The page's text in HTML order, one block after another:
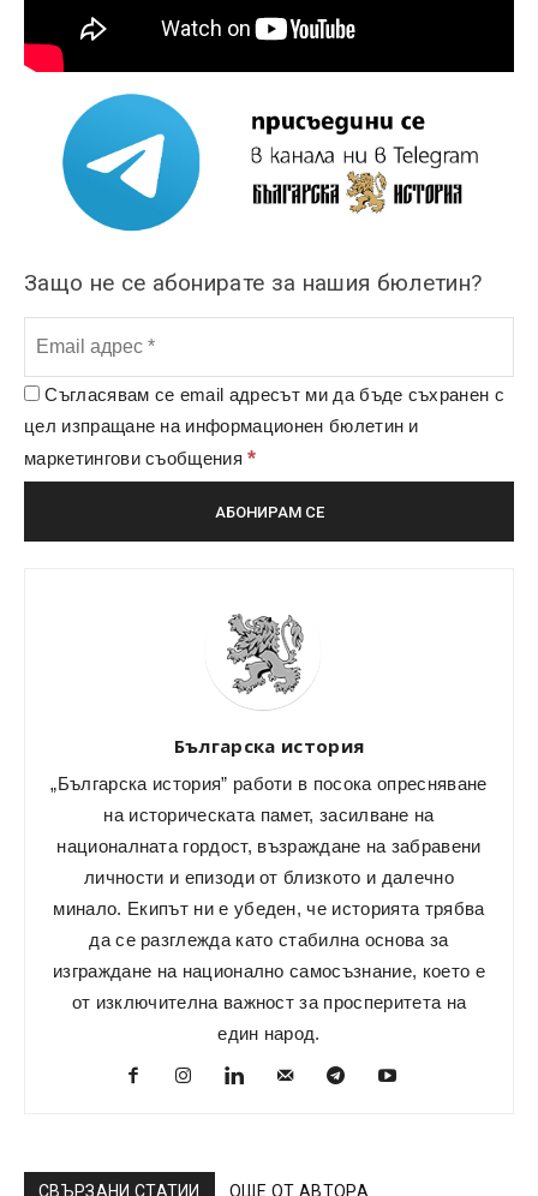
Защо не се абонирате за нашия бюлетин?
Съгласявам се email адресът ми да бъде съхранен с
цел изпращане на информационен бюлетин и
маркетингови съобщения*
Българска история
„Българска история” работи в посока опресняване
на историческата памет, засилване на
националната гордост, възраждане на забравени
личности и епизоди от близкото и далечно
минало. Екипът ни е убеден, че историята трябва
да се разглежда като стабилна основа за
изграждане на национално самосъзнание, което е
от изключителна важност за просперитета на
един народ.
СВЪРЗАНИ СТАТИИ ОЩЕ ОТ АВТОРА